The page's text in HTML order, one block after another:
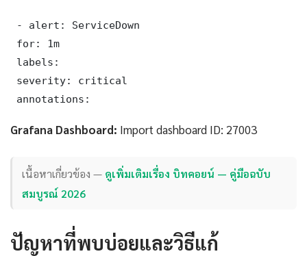
- alert: ServiceDown
for: 1m
labels:
severity: critical
annotations:
Grafana Dashboard: Import dashboard ID: 27003
เนื้อหาเกี่ยวข้อง — ดูเพิ่มเติมเรื่อง บิทคอยน์ — คู่มือฉบับ
สมบูรณ์ 2026
ปัญหาที่พบบ่อยและวิธีแก้